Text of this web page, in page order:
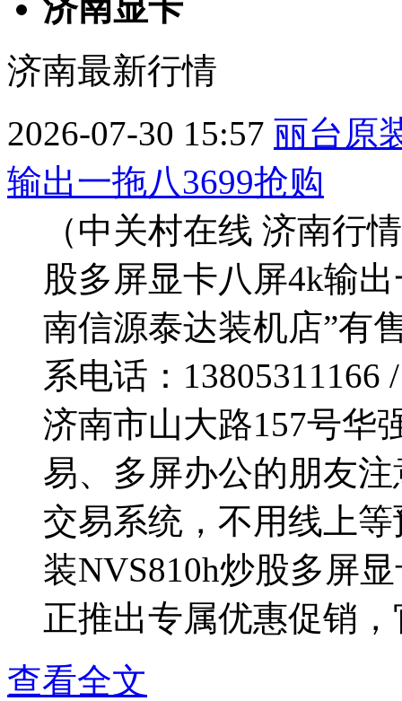
济南最新行情
2026-07-30 15:57 丽台原
输出一拖八3699抢购
（中关村在线 济南行
股多屏显卡八屏4k输
南信源泰达装机店”有
系电话：13805311166
济南市山大路157号华
易、多屏办公的朋友
交易系统，不用线上
装NVS810h炒股多屏
正推出专属优惠促销
查看全文